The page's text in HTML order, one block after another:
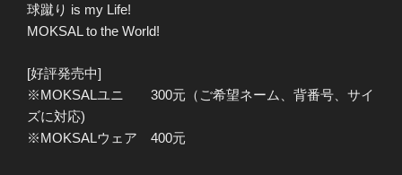
球蹴り is my Life!
MOKSAL to the World!
[好評発売中]
※MOKSALユニ 300元（ご希望ネーム、背番号、サイ
ズに対応)
※MOKSALウェア 400元